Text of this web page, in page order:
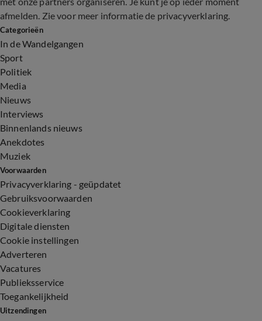
afmelden. Zie voor meer informatie de privacyverklaring.
Categorieën
In de Wandelgangen
Sport
Politiek
Media
Nieuws
Interviews
Binnenlands nieuws
Anekdotes
Muziek
Voorwaarden
Privacyverklaring - geüpdatet
Gebruiksvoorwaarden
Cookieverklaring
Digitale diensten
Cookie instellingen
Adverteren
Vacatures
Publieksservice
Toegankelijkheid
Uitzendingen